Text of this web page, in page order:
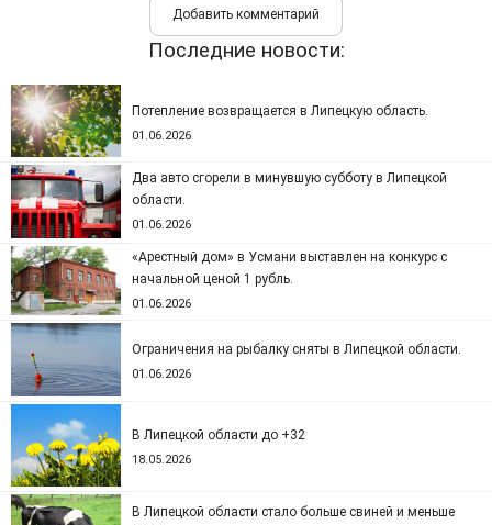
Последние новости:
Потепление возвращается в Липецкую область.
01.06.2026
Два авто сгорели в минувшую субботу в Липецкой
области.
01.06.2026
«Арестный дом» в Усмани выставлен на конкурс с
начальной ценой 1 рубль.
01.06.2026
Ограничения на рыбалку сняты в Липецкой области.
01.06.2026
В Липецкой области до +32
18.05.2026
В Липецкой области стало больше свиней и меньше